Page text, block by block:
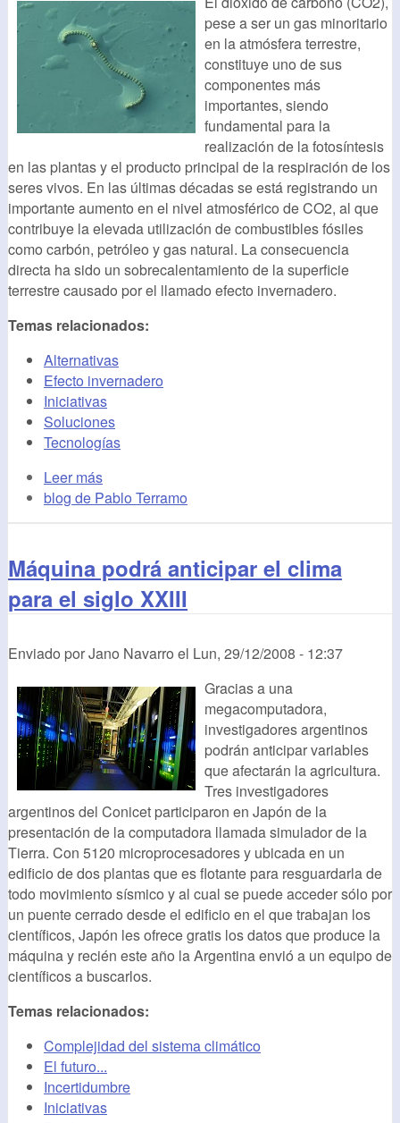
pese a ser un gas minoritario
en la atmósfera terrestre,
constituye uno de sus
componentes más
importantes, siendo
fundamental para la
realización de la fotosíntesis
en las plantas y el producto principal de la respiración de los
seres vivos. En las últimas décadas se está registrando un
importante aumento en el nivel atmosférico de CO2, al que
contribuye la elevada utilización de combustibles fósiles
como carbón, petróleo y gas natural. La consecuencia
directa ha sido un sobrecalentamiento de la superficie
terrestre causado por el llamado efecto invernadero.
Temas relacionados:
Alternativas
Efecto invernadero
Iniciativas
Soluciones
Tecnologías
Leer más
blog de Pablo Terramo
Máquina podrá anticipar el clima
para el siglo XXIII
Enviado porJano Navarro el Lun, 29/12/2008 - 12:37
Gracias a una
megacomputadora,
investigadores argentinos
podrán anticipar variables
que afectarán la agricultura.
Tres investigadores
argentinos del Conicet participaron en Japón de la
presentación de la computadora llamada simulador de la
Tierra. Con 5120 microprocesadores y ubicada en un
edificio de dos plantas que es flotante para resguardarla de
todo movimiento sísmico y al cual se puede acceder sólo por
un puente cerrado desde el edificio en el que trabajan los
científicos, Japón les ofrece gratis los datos que produce la
máquina y recién este año la Argentina envió a un equipo de
científicos a buscarlos.
Temas relacionados:
Complejidad del sistema climático
El futuro...
Incertidumbre
Iniciativas